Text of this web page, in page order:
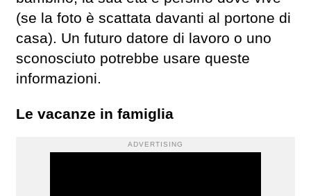
(se la foto è scattata davanti al portone di
casa). Un futuro datore di lavoro o uno
sconosciuto potrebbe usare queste
informazioni.
Le vacanze in famiglia
ADVERTISING